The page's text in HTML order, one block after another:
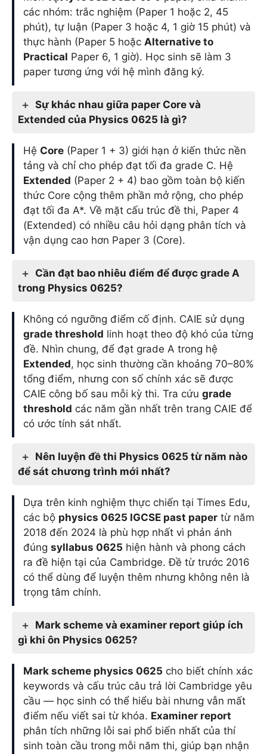
các nhóm: trắc nghiệm (Paper 1 hoặc 2, 45
phút), tự luận (Paper 3 hoặc 4, 1 giờ 15 phút) và
thực hành (Paper 5 hoặc Alternative to
Practical Paper 6, 1 giờ). Học sinh sẽ làm 3
paper tương ứng với hệ mình đăng ký.
Sự khác nhau giữa paper Core và
Extended của Physics 0625 là gì?
Hệ Core (Paper 1 + 3) giới hạn ở kiến thức nền
tảng và chỉ cho phép đạt tối đa grade C. Hệ
Extended (Paper 2 + 4) bao gồm toàn bộ kiến
thức Core cộng thêm phần mở rộng, cho phép
đạt tối đa A*. Về mặt cấu trúc đề thi, Paper 4
(Extended) có nhiều câu hỏi dạng phân tích và
vận dụng cao hơn Paper 3 (Core).
Cần đạt bao nhiêu điểm để được grade A
trong Physics 0625?
Không có ngưỡng điểm cố định. CAIE sử dụng
grade threshold linh hoạt theo độ khó của từng
đề. Nhìn chung, để đạt grade A trong hệ
Extended, học sinh thường cần khoảng 70–80%
tổng điểm, nhưng con số chính xác sẽ được
CAIE công bố sau mỗi kỳ thi. Tra cứu grade
threshold các năm gần nhất trên trang CAIE để
có ước tính sát nhất.
Nên luyện đề thi Physics 0625 từ năm nào
để sát chương trình mới nhất?
Dựa trên kinh nghiệm thực chiến tại Times Edu,
các bộ physics 0625 IGCSE past paper từ năm
2018 đến 2024 là phù hợp nhất vì phản ánh
đúng syllabus 0625 hiện hành và phong cách
ra đề hiện tại của Cambridge. Đề từ trước 2016
có thể dùng để luyện thêm nhưng không nên là
trọng tâm chính.
Mark scheme và examiner report giúp ích
gì khi ôn Physics 0625?
Mark scheme physics 0625 cho biết chính xác
keywords và cấu trúc câu trả lời Cambridge yêu
cầu — học sinh có thể hiểu bài nhưng vẫn mất
điểm nếu viết sai từ khóa. Examiner report
phân tích những lỗi sai phổ biến nhất của thí
sinh toàn cầu trong mỗi năm thi, giúp bạn nhận